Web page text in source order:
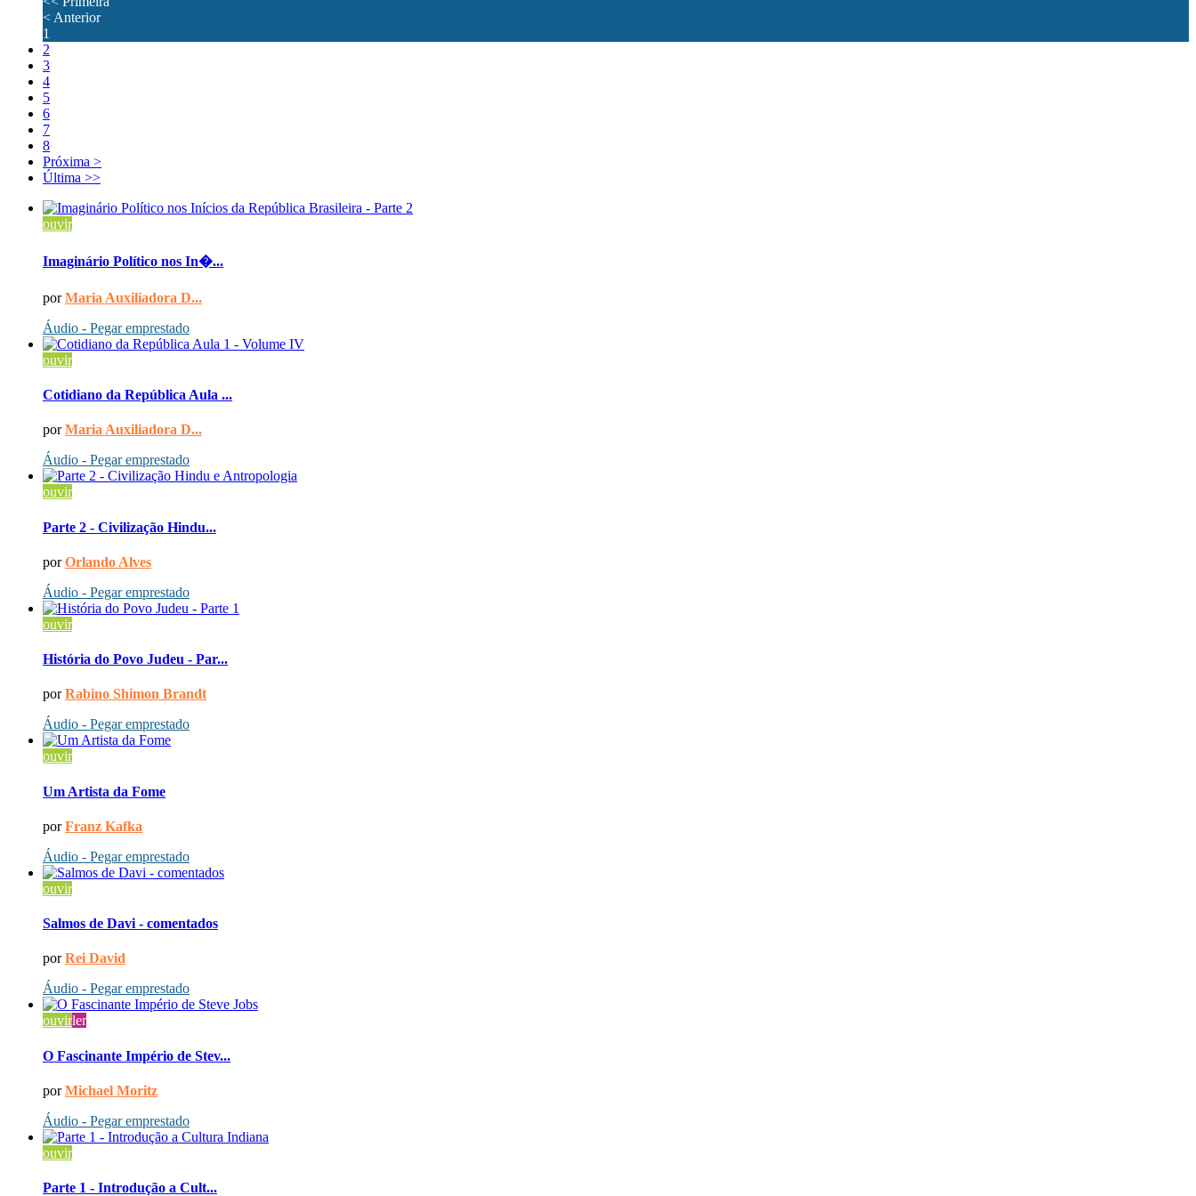
< Anterior
1
2
3
4
5
6
7
8
Próxima >
Última >>
ouvir
Imaginário Político nos In�...
porMaria Auxiliadora D...
Áudio - Pegar emprestado
ouvir
Cotidiano da República Aula ...
porMaria Auxiliadora D...
Áudio - Pegar emprestado
ouvir
Parte 2 - Civilização Hindu...
porOrlando Alves
Áudio - Pegar emprestado
ouvir
História do Povo Judeu - Par...
porRabino Shimon Brandt
Áudio - Pegar emprestado
ouvir
Um Artista da Fome
porFranz Kafka
Áudio - Pegar emprestado
ouvir
Salmos de Davi - comentados
porRei David
Áudio - Pegar emprestado
ouvirler
O Fascinante Império de Stev...
porMichael Moritz
Áudio - Pegar emprestado
ouvir
Parte 1 - Introdução a Cult...